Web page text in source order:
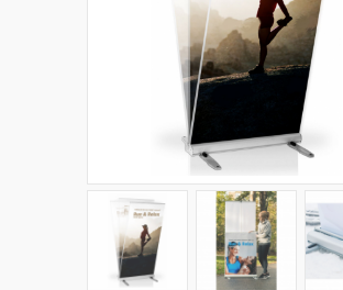
IMPRESSION GRAND FORMAT